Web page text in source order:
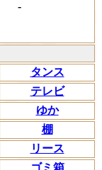
-
タンス
テレビ
ゆか
棚
リース
ゴミ箱